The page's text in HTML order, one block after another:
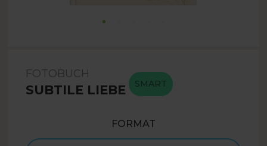
FOTOBUCH
SUBTILE LIEBE SMART
FORMAT